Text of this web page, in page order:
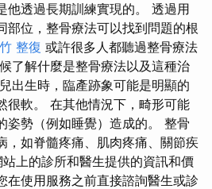
他透過長期訓練實現的。 透過用
部位，整骨療法可以找到問題的根
整復 或許很多人都聽過整骨療法
了解什麼是整骨療法以及這種治
出生時，臨產跡象可能是明顯的
很軟。 在其他情況下，畸形可能
姿勢（例如睡覺）造成的。 整骨
，如脊髓疼痛、肌肉疼痛、關節疾
上的診所和醫生提供的資訊和價
在使用服務之前直接諮詢醫生或診